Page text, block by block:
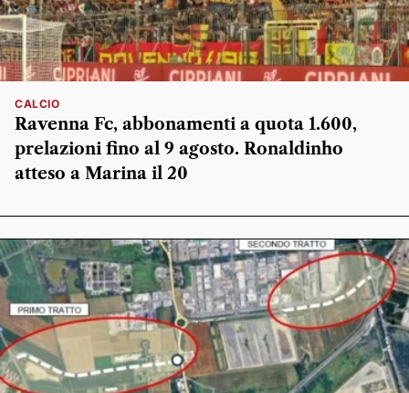
CALCIO
Ravenna Fc, abbonamenti a quota 1.600,
prelazioni fino al 9 agosto. Ronaldinho
atteso a Marina il 20